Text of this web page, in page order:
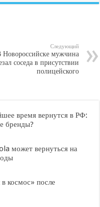
Следующий
Новороссийске мужчина
соседа в присутствии
полицейского
время вернутся в РФ:
бренды?
может вернуться на
космос» после